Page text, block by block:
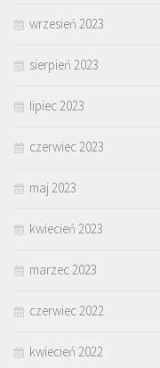
wrzesień 2023
sierpień 2023
lipiec 2023
czerwiec 2023
maj 2023
kwiecień 2023
marzec 2023
czerwiec 2022
kwiecień 2022